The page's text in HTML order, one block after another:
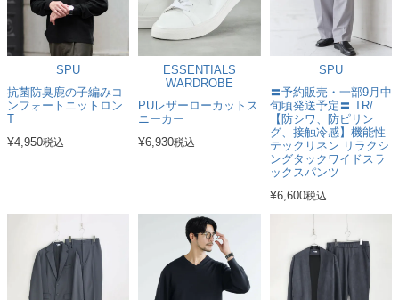
SPU
抗菌防臭鹿の子編みコ
ンフォートニットロン
T
¥4,950税込
ESSENTIALS
WARDROBE
PUレザーローカットス
ニーカー
¥6,930税込
SPU
〓予約販売・一部9月中
旬頃発送予定〓 TR/
【防シワ、防ピリン
グ、接触冷感】機能性
テックリネン リラクシ
ングタックワイドスラ
ックスパンツ
¥6,600税込